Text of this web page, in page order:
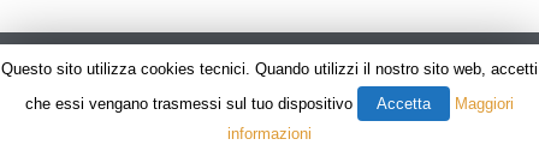
Copyright 2018 Sicilia Conference. All rights reserved.
Questo sito utilizza cookies tecnici. Quando utilizzi il nostro sito web, accetti
che essi vengano trasmessi sul tuo dispositivo
Accetta
Maggiori
informazioni